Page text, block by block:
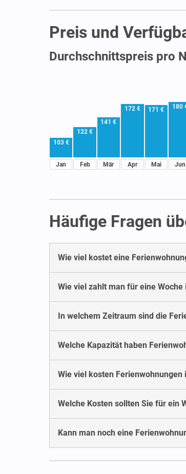
Preis und
Durchschnittspreis pro
103 €
Jan
122 €
Feb
141 €
Mär
172 €
Apr
171 €
Mai
180
Jun
Häufige Fragen
Wie viel kostet eine
Wie viel zahlt man für eine
In welchem Zeitraum sind die
Welche Kapazität haben
Wie viel kosten
Welche Kosten sollten Sie für ein
Kann man noch eine